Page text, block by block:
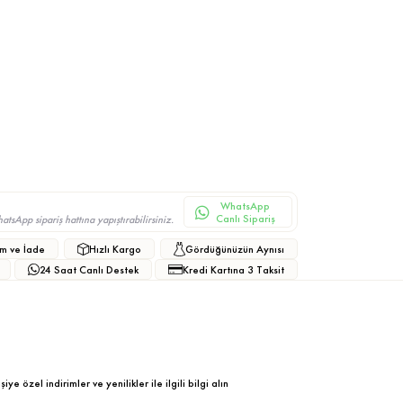
sipariş hattına yapıştırabilirsiniz.
WhatsApp
Canlı Sipariş
ve İade Hızlı Kargo
Gördüğünüzün Aynısı
24 Saat Canlı Destek
Kredi Kartına 3 Taksit
özel indirimler ve yenilikler ile ilgili bilgi alın